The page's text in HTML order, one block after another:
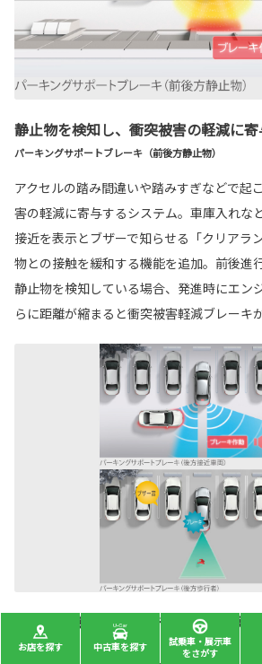
静止物を検知し、衝突被害の軽減に寄
パーキングサポートブレーキ（前後方静止物）
アクセルの踏み間違いや踏みすぎなどで起
害の軽減に寄与するシステム。車庫入れな
接近を表示とブザーで知らせる「クリアラ
物との接触を緩和する機能を追加。前後進
静止物を検知している場合、発進時にエン
らに距離が縮まると衝突被害軽減ブレーキ
後方から接近する車両や歩行者を検知
に寄与。
お店を探す 中古車を探す
試乗車・展示車
をさがす